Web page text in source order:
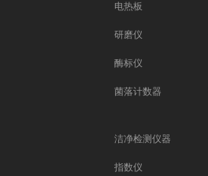
电热板
研磨仪
酶标仪
菌落计数器
洁净检测仪器
指数仪